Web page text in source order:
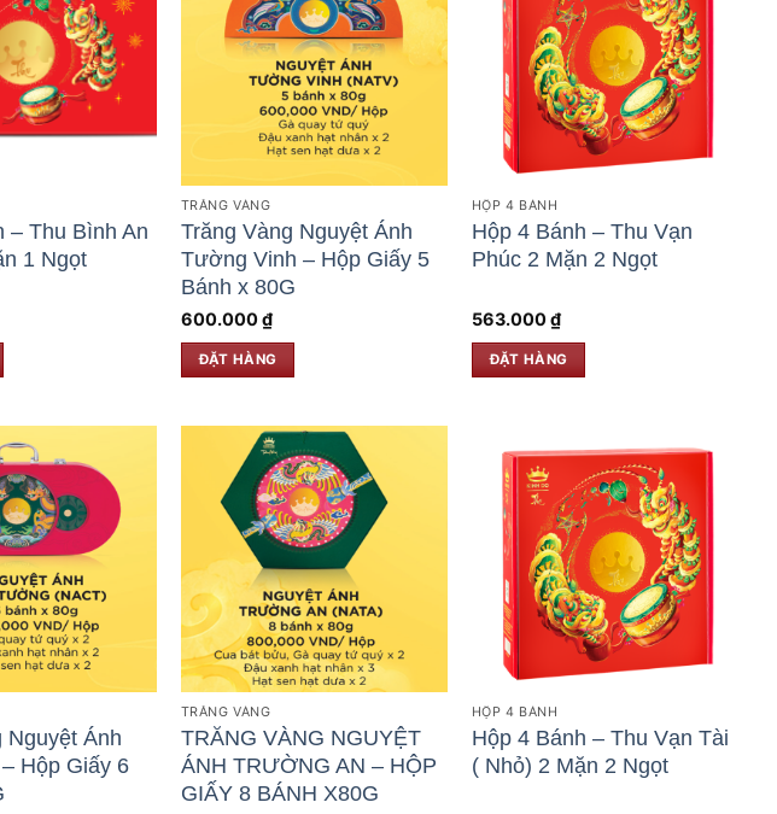
– Thu Bình An
1 Ngọt
TRĂNG VÀNG
Trăng Vàng Nguyệt Ánh
Tường Vinh – Hộp Giấy 5
Bánh x 80G
600.000₫
ĐẶT HÀNG
HỘP 4 BÁNH
Hộp 4 Bánh – Thu Vạn
Phúc 2 Mặn 2 Ngọt
563.000₫
ĐẶT HÀNG
Nguyệt Ánh
Hộp Giấy 6
TRĂNG VÀNG
TRĂNG VÀNG NGUYỆT
ÁNH TRƯỜNG AN – HỘP
GIẤY 8 BÁNH X80G
HỘP 4 BÁNH
Hộp 4 Bánh – Thu Vạn Tài
( Nhỏ) 2 Mặn 2 Ngọt